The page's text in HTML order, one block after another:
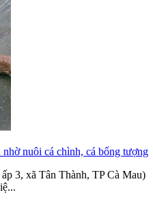
nuôi cá chình, cá bống tượng
3, xã Tân Thành, TP Cà Mau)